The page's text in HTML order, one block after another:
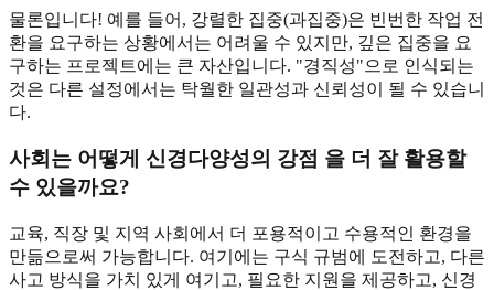
물론입니다! 예를 들어, 강렬한 집중(과집중)은 빈번한 작업 전
환을 요구하는 상황에서는 어려울 수 있지만, 깊은 집중을 요
구하는 프로젝트에는 큰 자산입니다. "경직성"으로 인식되는
것은 다른 설정에서는 탁월한 일관성과 신뢰성이 될 수 있습니
다.
사회는 어떻게 신경다양성의 강점 을 더 잘 활용할
수 있을까요?
교육, 직장 및 지역 사회에서 더 포용적이고 수용적인 환경을
만듦으로써 가능합니다. 여기에는 구식 규범에 도전하고, 다른
사고 방식을 가치 있게 여기고, 필요한 지원을 제공하고, 신경